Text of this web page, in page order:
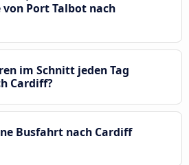
Port Talbot nach
im Schnitt jeden Tag
Cardiff?
Busfahrt nach Cardiff